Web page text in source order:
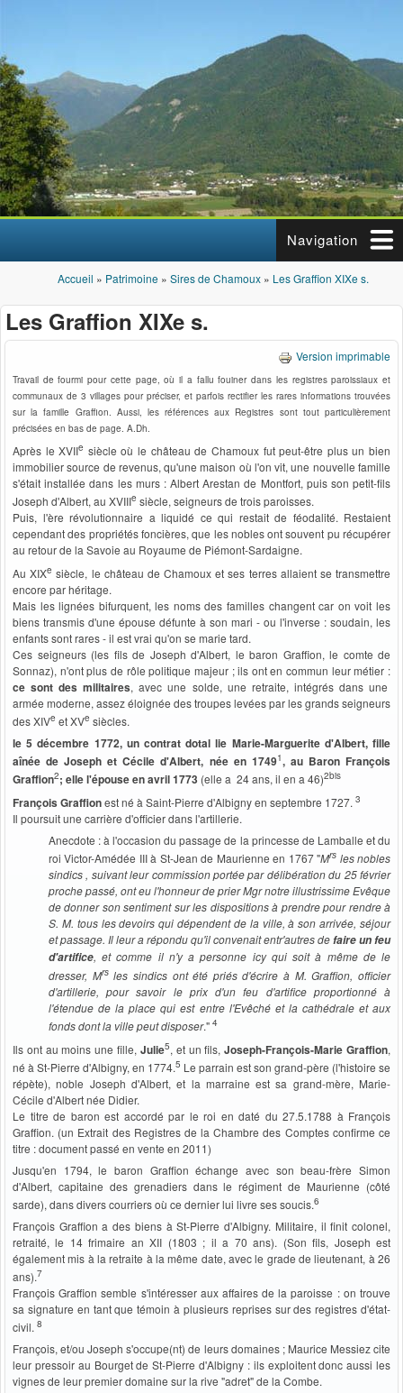
Navigation
Vous êtes ici
Accueil » Patrimoine » Sires de Chamoux » Les Graffion XIXe s.
Les Graffion XIXe s.
Version imprimable
Travail de fourmi pour cette page, où il a fallu fouiner dans les registres paroissiaux et
communaux de 3 villages pour préciser, et parfois rectifier les rares informations trouvées
sur la famille Graffion. Aussi, les références aux Registres sont tout particulièrement
précisées en bas de page. A.Dh.
Après le XVIIe siècle où le château de Chamoux fut peut-être plus un bien
immobilier source de revenus, qu'une maison où l'on vit, une nouvelle famille
s'était installée dans les murs : Albert Arestan de Montfort, puis son petit-fils
Joseph d'Albert, au XVIIIe siècle, seigneurs de trois paroisses.
Puis, l'ère révolutionnaire a liquidé ce qui restait de féodalité. Restaient
cependant des propriétés foncières, que les nobles ont souvent pu récupérer
au retour de la Savoie au Royaume de Piémont-Sardaigne.
Au XIXe siècle, le château de Chamoux et ses terres allaient se transmettre
encore par héritage.
Mais les lignées bifurquent, les noms des familles changent car on voit les
biens transmis d'une épouse défunte à son mari - ou l'inverse : soudain, les
enfants sont rares - il est vrai qu'on se marie tard.
Ces seigneurs (les fils de Joseph d'Albert, le baron Graffion, le comte de
Sonnaz), n'ont plus de rôle politique majeur ; ils ont en commun leur métier :
ce sont des militaires, avec une solde, une retraite, intégrés dans une
armée moderne, assez éloignée des troupes levées par les grands seigneurs
des XIVe et XVe siècles.
le 5 décembre 1772, un contrat dotal lie Marie-Marguerite d'Albert, fille
aînée de Joseph et Cécile d'Albert, née en 17491, au Baron François
Graffion2; elle l'épouseen avril 1773 (elle a 24 ans, il en a 46)2bis
François Graffionest né à Saint-Pierre d'Albigny en septembre 1727. 3
Il poursuit une carrière d'officier dans l'artillerie.
Anecdote : à l'occasion du passage de la princesse de Lamballe et du
roi Victor-Amédée III à St-Jean de Maurienne en 1767 "Mrs les nobles
sindics , suivant leur commission portée par délibération du 25 février
proche passé, ont eu l'honneur de prier Mgr notre illustrissime Evêque
de donner son sentiment sur les dispositions à prendre pour rendre à
S. M. tous les devoirs qui dépendent de la ville, à son arrivée, séjour
et passage. Il leur a répondu qu'il convenait entr'autres defaire un feu
d'artifice, et comme il n'y a personne icy qui soit à même de le
dresser, Mrsles sindics ont été priés d'écrire à M. Graffion, officier
d'artillerie, pour savoir le prix d'un feu d'artifice proportionné à
l'étendue de la place qui est entre l'Evêché et la cathédrale et aux
fonds dont la ville peut disposer." 4
Ils ont au moins une fille, Julie5, et un fils,Joseph-François-Marie Graffion,
né à St-Pierre d'Albigny, en 1774.5 Le parrain est son grand-père (l'histoire se
répète), noble Joseph d'Albert, et la marraine est sa grand-mère, Marie-
Cécile d'Albert née Didier.
Le titre de baron est accordé par le roi en daté du 27.5.1788 à François
Graffion. (un Extrait des Registres de la Chambre des Comptes confirme ce
titre : document passé en vente en 2011)
Jusqu'en 1794, le baron Graffion échange avec son beau-frère Simon
d'Albert, capitaine des grenadiers dans le régiment de Maurienne (côté
sarde), dans divers courriers où ce dernier lui livre ses soucis.6
François Graffion a des biens à St-Pierre d'Albigny. Militaire, il finit colonel,
retraité, le 14 frimaire an XII (1803 ; il a 70 ans). (Son fils, Joseph est
également mis à la retraite à la même date, avec le grade de lieutenant, à 26
ans).7
François Graffion semble s'intéresser aux affaires de la paroisse : on trouve
sa signature en tant que témoin à plusieurs reprises sur des registres d'état-
civil. 8
François, et/ou Joseph s'occupe(nt) de leurs domaines ; Maurice Messiez cite
leur pressoir au Bourget de St-Pierre d'Albigny : ils exploitent donc aussi les
vignes de leur premier domaine sur la rive "adret" de la Combe.